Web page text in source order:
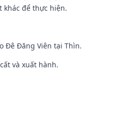
khác để thực hiện.
Đê Đăng Viên tại Thìn.
và xuất hành.